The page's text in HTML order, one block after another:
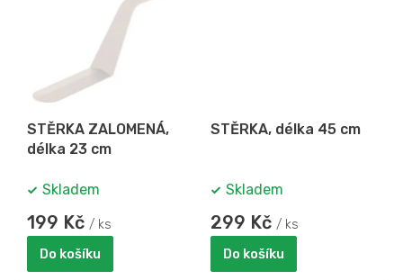
STĚRKA ZALOMENÁ,
délka 23 cm
Skladem
199 Kč / ks
Do košíku
STĚRKA, délka 45 cm
Skladem
299 Kč / ks
Do košíku